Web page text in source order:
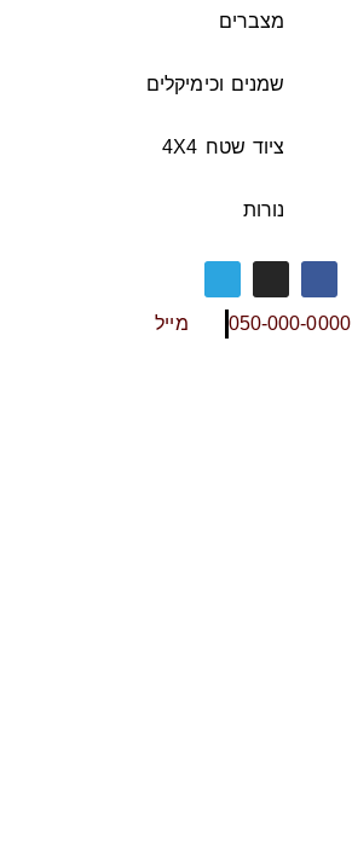
מצברים
שמנים וכימיקלים
ציוד שטח 4X4
נורות
050-000-0000 מייל